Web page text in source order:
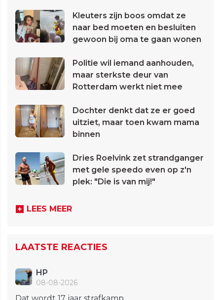
Kleuters zijn boos omdat ze
naar bed moeten en besluiten
gewoon bij oma te gaan wonen
Politie wil iemand aanhouden,
maar sterkste deur van
Rotterdam werkt niet mee
Dochter denkt dat ze er goed
uitziet, maar toen kwam mama
binnen
Dries Roelvink zet strandganger
met gele speedo even op z'n
plek: "Die is van mij!"
LEES MEER
LAATSTE REACTIES
HP
08-08-2026